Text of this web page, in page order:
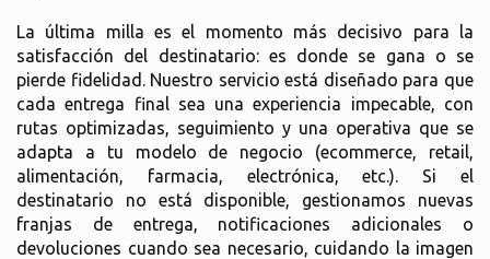
La última milla es el momento más decisivo para la
satisfacción del destinatario: es donde se gana o se
pierde fidelidad. Nuestro servicio está diseñado para que
cada entrega final sea una experiencia impecable, con
rutas optimizadas, seguimiento y una operativa que se
adapta a tu modelo de negocio (ecommerce, retail,
alimentación, farmacia, electrónica, etc.). Si el
destinatario no está disponible, gestionamos nuevas
franjas de entrega, notificaciones adicionales o
devoluciones cuando sea necesario, cuidando la imagen